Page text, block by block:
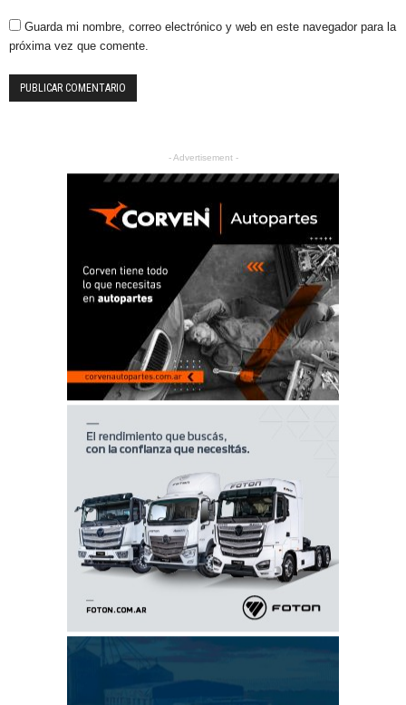
Guarda mi nombre, correo electrónico y web en este navegador para la
próxima vez que comente.
- Advertisement -